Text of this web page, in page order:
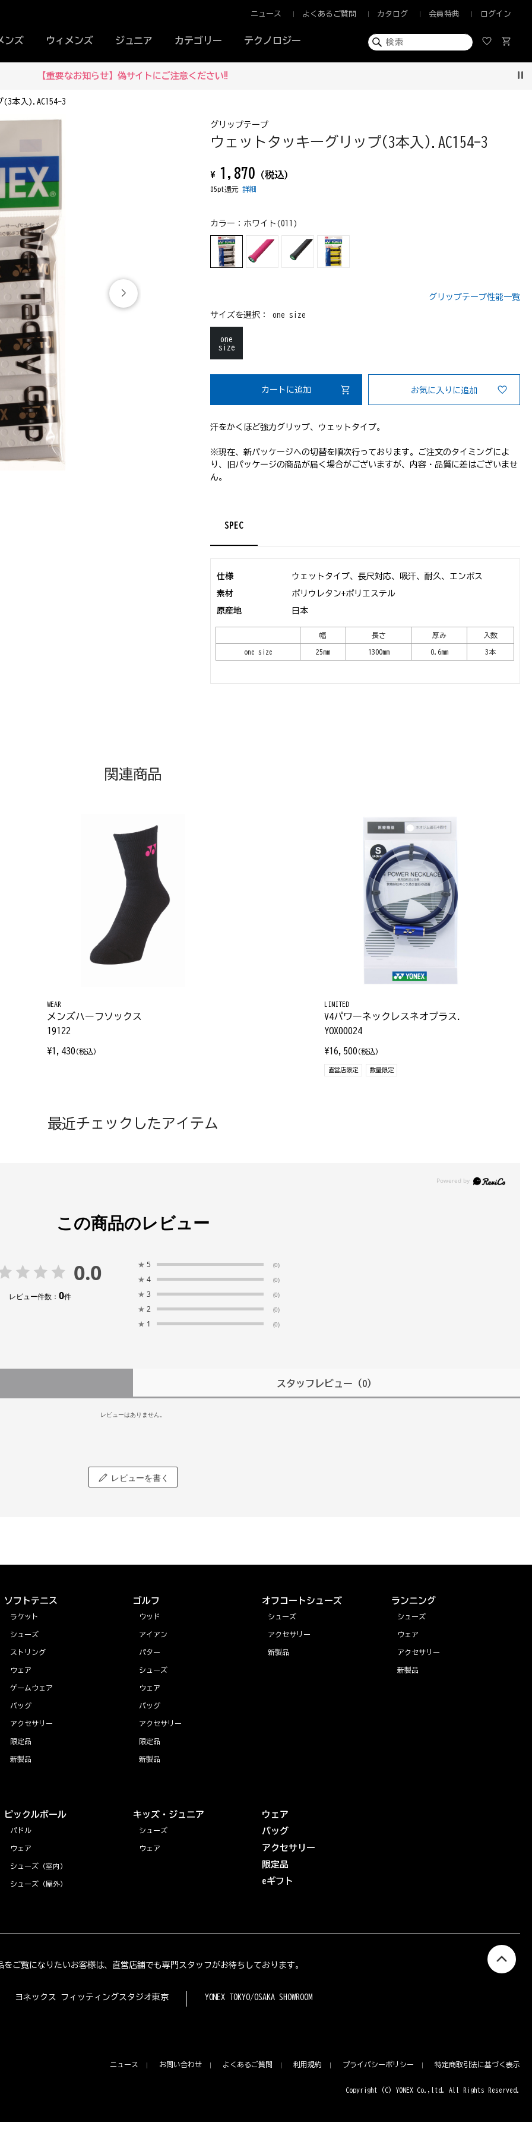
ンズ ウィメンズ ジュニア カテゴリー テクノロジー
ニュース よくあるご質問 カタログ 会員特典 ログイン
【重要なお知らせ】偽サイトにご注意ください‼
(3本入).AC154-3
グリップテープ
ウェットタッキーグリップ(3本入).AC154-3
¥ 1,870 (税込)
85pt還元詳細
カラー： ホワイト(011)
グリップテープ性能一覧
サイズを選択：one size
one
size
カートに追加 お気に入りに追加
汗をかくほど強力グリップ、ウェットタイプ。
※現在、新パッケージへの切替を順次行っております。ご注文のタイミングによ
り、旧パッケージの商品が届く場合がございますが、内容・品質に差はございませ
ん。
SPEC
仕様 ウェットタイプ、長尺対応、吸汗、耐久、エンボス
素材 ポリウレタン+ポリエステル
原産地 日本
幅 長さ 厚み 入数
one size 25mm 1300mm 0.6mm 3本
関連商品
WEAR
メンズハーフソックス
19122
¥1,430 (税込)
LIMITED
V4パワーネックレスネオプラス.
YOX00024
¥16,500 (税込)
直営店限定 数量限定
最近チェックしたアイテム
この商品のレビュー
0.0
レビュー件数： 0件
★ 5 (0)
★ 4 (0)
★ 3 (0)
★ 2 (0)
★ 1 (0)
スタッフレビュー （0）
レビューはありません。
レビューを書く
ソフトテニス
ラケット
シューズ
ストリング
ウェア
ゲームウェア
バッグ
アクセサリー
限定品
新製品
ゴルフ
ウッド
アイアン
パター
シューズ
ウェア
バッグ
アクセサリー
限定品
新製品
オフコートシューズ
シューズ
アクセサリー
新製品
ランニング
シューズ
ウェア
アクセサリー
新製品
ピックルボール
パドル
ウェア
シューズ（室内）
シューズ（屋外）
キッズ・ジュニア
シューズ
ウェア
ウェア
バッグ
アクセサリー
限定品
eギフト
をご覧になりたいお客様は、直営店舗でも専門スタッフがお待ちしております。
ヨネックス フィッティングスタジオ東京 YONEX TOKYO/OSAKA SHOWROOM
ニュース お問い合わせ よくあるご質問 利用規約 プライバシーポリシー 特定商取引法に基づく表示
Copyright (C) YONEX Co.,ltd. All Rights Reserved.